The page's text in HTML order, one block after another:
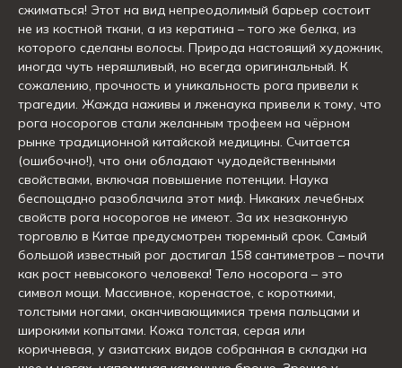
сжиматься! Этот на вид непреодолимый барьер состоит
не из костной ткани, а из кератина – того же белка, из
которого сделаны волосы. Природа настоящий художник,
иногда чуть неряшливый, но всегда оригинальный. К
сожалению, прочность и уникальность рога привели к
трагедии. Жажда наживы и лженаука привели к тому, что
рога носорогов стали желанным трофеем на чёрном
рынке традиционной китайской медицины. Считается
(ошибочно!), что они обладают чудодейственными
свойствами, включая повышение потенции. Наука
беспощадно разоблачила этот миф. Никаких лечебных
свойств рога носорогов не имеют. За их незаконную
торговлю в Китае предусмотрен тюремный срок. Самый
большой известный рог достигал 158 сантиметров – почти
как рост невысокого человека! Тело носорога – это
символ мощи. Массивное, коренастое, с короткими,
толстыми ногами, оканчивающимися тремя пальцами и
широкими копытами. Кожа толстая, серая или
коричневая, у азиатских видов собранная в складки на